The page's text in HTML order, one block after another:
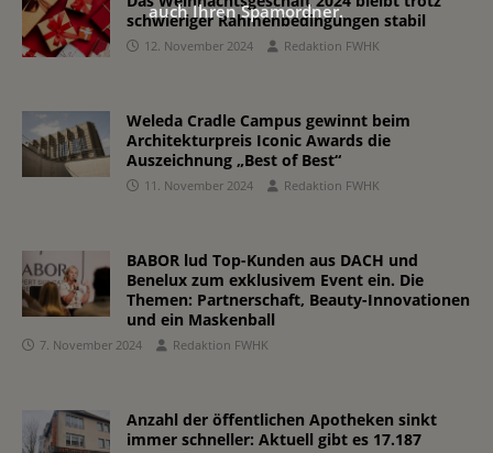
schwieriger Rahmenbedingungen stabil
12. November 2024 Redaktion FWHK
Weleda Cradle Campus gewinnt beim
Architekturpreis Iconic Awards die
Auszeichnung „Best of Best“
11. November 2024 Redaktion FWHK
BABOR lud Top-Kunden aus DACH und
Benelux zum exklusivem Event ein. Die
Themen: Partnerschaft, Beauty-Innovationen
und ein Maskenball
7. November 2024 Redaktion FWHK
Anzahl der öffentlichen Apotheken sinkt
immer schneller: Aktuell gibt es 17.187
auch Ihren Spamordner.